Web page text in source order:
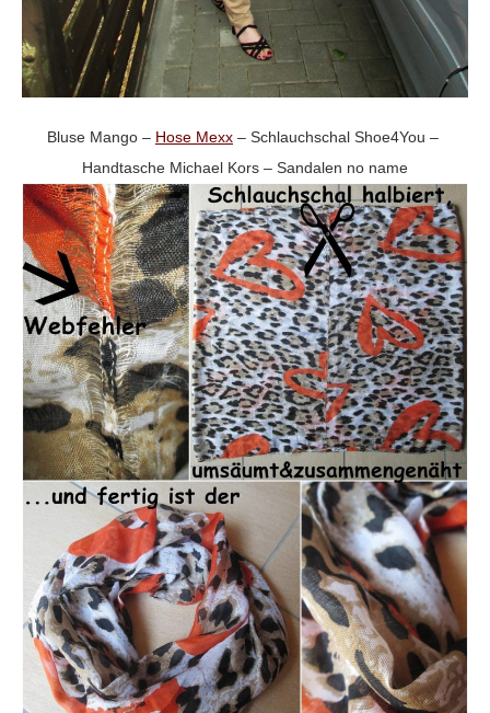
Bluse Mango – Hose Mexx – Schlauchschal Shoe4You –
Handtasche Michael Kors – Sandalen no name